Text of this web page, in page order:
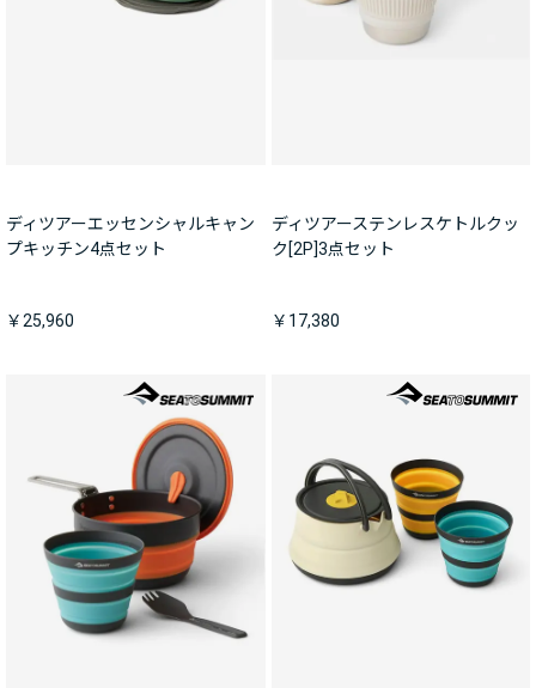
ディツアーエッセンシャルキャン
プキッチン4点セット
￥25,960
ディツアーステンレスケトルクッ
ク[2P]3点セット
￥17,380